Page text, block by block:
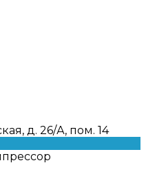
д. 26/А, пом. 14